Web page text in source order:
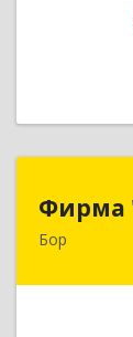
Фирма
Бор606440,